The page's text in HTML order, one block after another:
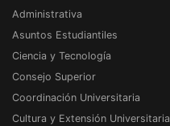
Administrativa
Asuntos Estudiantiles
Ciencia y Tecnología
Consejo Superior
Coordinación Universitaria
Cultura y Extensión Universitaria